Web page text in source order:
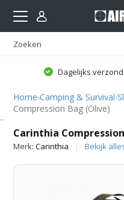
Dagelijks
Home›Camping & Survival›
Compression Bag (Olive)
Carinthia
Merk:Carinthia Bekijk